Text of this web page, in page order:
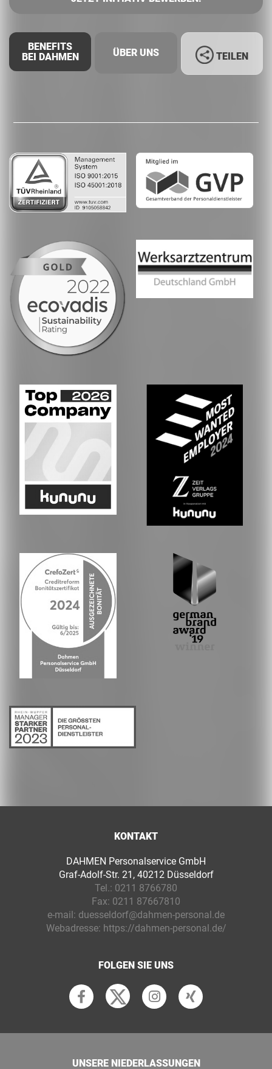
BENEFITS
BEI DAHMEN
ÜBER UNS
Whatsapp
TEILEN
KONTAKT
DAHMEN Personalservice GmbH
Graf-Adolf-Str. 21, 40212 Düsseldorf
Tel.: 0211 8766780
Fax: 0211 87667810
e-mail: duesseldorf@dahmen-personal.de
Webadresse: https://dahmen-personal.de/
FOLGEN SIE UNS
UNSERE NIEDERLASSUNGEN